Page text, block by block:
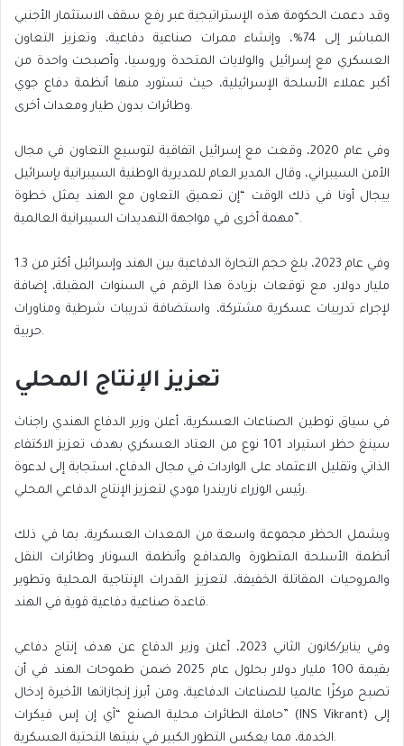
وقد دعمت الحكومة هذه الإستراتيجية عبر رفع سقف الاستثمار الأجنبي
المباشر إلى 74%، وإنشاء ممرات صناعية دفاعية، وتعزيز التعاون
العسكري مع إسرائيل والولايات المتحدة وروسيا، وأصبحت واحدة من
أكبر عملاء الأسلحة الإسرائيلية، حيث تستورد منها أنظمة دفاع جوي
وطائرات بدون طيار ومعدات أخرى.
وفي عام 2020، وقعت مع إسرائيل اتفاقية لتوسيع التعاون في مجال
الأمن السيبراني، وقال المدير العام للمديرية الوطنية السيبرانية بإسرائيل
ييجال أونا في ذلك الوقت “إن تعميق التعاون مع الهند يمثل خطوة
مهمة أخرى في مواجهة التهديدات السيبرانية العالمية”.
وفي عام 2023، بلغ حجم التجارة الدفاعية بين الهند وإسرائيل أكثر من 1.3
مليار دولار، مع توقعات بزيادة هذا الرقم في السنوات المقبلة، إضافة
لإجراء تدريبات عسكرية مشتركة، واستضافة تدريبات شرطية ومناورات
حربية.
تعزيز الإنتاج المحلي
في سياق توطين الصناعات العسكرية، أعلن وزير الدفاع الهندي راجناث
سينغ حظر استيراد 101 نوع من العتاد العسكري بهدف تعزيز الاكتفاء
الذاتي وتقليل الاعتماد على الواردات في مجال الدفاع، استجابة إلى لدعوة
رئيس الوزراء ناريندرا مودي لتعزيز الإنتاج الدفاعي المحلي.
ويشمل الحظر مجموعة واسعة من المعدات العسكرية، بما في ذلك
أنظمة الأسلحة المتطورة والمدافع وأنظمة السونار وطائرات النقل
والمروحيات المقاتلة الخفيفة، لتعزيز القدرات الإنتاجية المحلية وتطوير
قاعدة صناعية دفاعية قوية في الهند.
وفي يناير/كانون الثاني 2023، أعلن وزير الدفاع عن هدف إنتاج دفاعي
بقيمة 100 مليار دولار بحلول عام 2025 ضمن طموحات الهند في أن
تصبح مركزًا عالميا للصناعات الدفاعية، ومن أبرز إنجازاتها الأخيرة إدخال
حاملة الطائرات محلية الصنع “آي إن إس فيكرات” (INS Vikrant) إلى
الخدمة، مما يعكس التطور الكبير في بنيتها التحتية العسكرية.